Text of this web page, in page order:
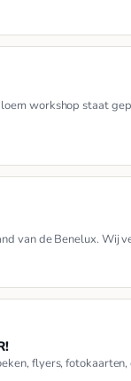
workshop staat
van de Benelux. Wij
flyers,